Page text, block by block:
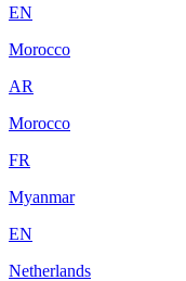
EN
Morocco
AR
Morocco
FR
Myanmar
EN
Netherlands